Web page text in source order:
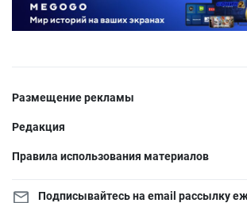
Размещение рекламы
Редакция
Правила использования материалов
Подписывайтесь на email рассылку